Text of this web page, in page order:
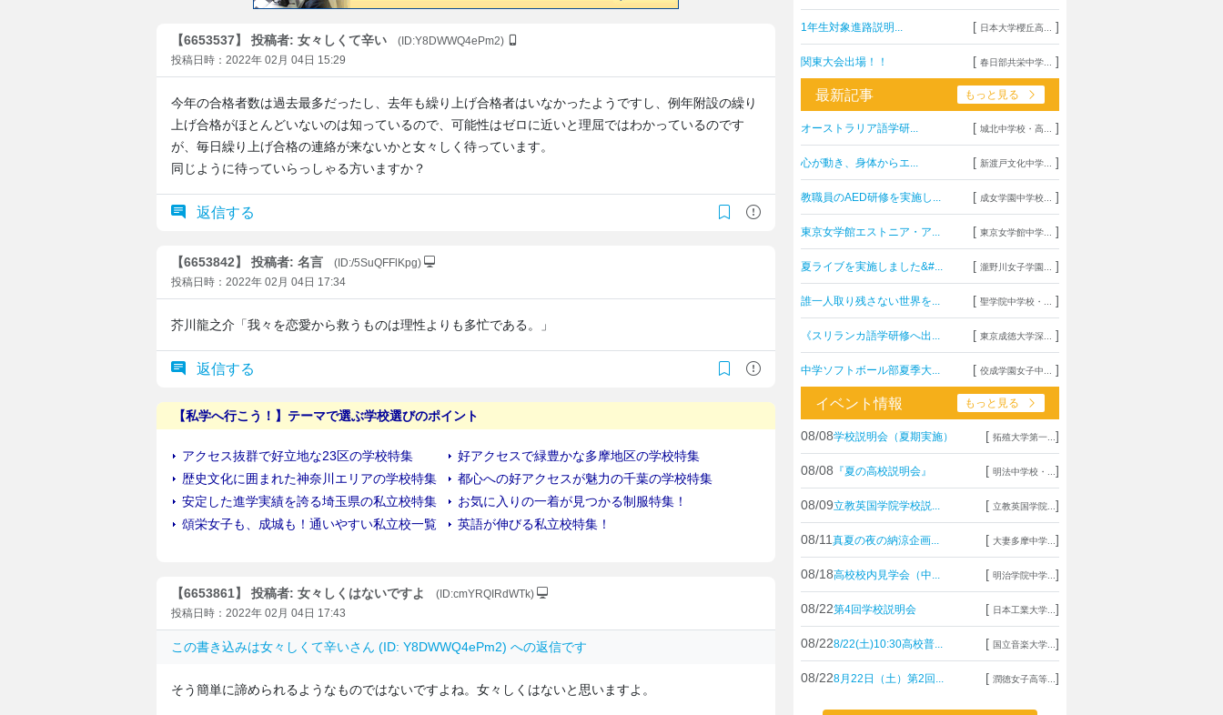
【6653537】 投稿者: 女々しくて辛い
(ID:Y8DWWQ4ePm2)
投稿日時：2022年 02月 04日 15:29
今年の合格者数は過去最多だったし、去年も繰り上げ合格者はいなかったようですし、例年附設の繰り
上げ合格がほとんどいないのは知っているので、可能性はゼロに近いと理屈ではわかっているのです
が、毎日繰り上げ合格の連絡が来ないかと女々しく待っています。
同じように待っていらっしゃる方いますか？
返信する
【6653842】 投稿者: 名言
(ID:/5SuQFFlKpg)
投稿日時：2022年 02月 04日 17:34
芥川龍之介「我々を恋愛から救うものは理性よりも多忙である。」
返信する
【6653861】 投稿者: 女々しくはないですよ
(ID:cmYRQIRdWTk)
投稿日時：2022年 02月 04日 17:43
この書き込みは女々しくて辛いさん (ID: Y8DWWQ4ePm2) への返信です
そう簡単に諦められるようなものではないですよね。女々しくはないと思いますよ。
1年生対象進路説明... [ 日本大学櫻丘高... ]
関東大会出場！！ [ 春日部共栄中学... ]
最新記事 もっと見る
オーストラリア語学研... [ 城北中学校・高... ]
心が動き、身体からエ... [ 新渡戸文化中学... ]
教職員のAED研修を実施し... [ 成女学園中学校... ]
東京女学館エストニア・ア... [ 東京女学館中学... ]
夏ライブを実施しました&#... [ 瀧野川女子学園... ]
誰一人取り残さない世界を... [ 聖学院中学校・... ]
《スリランカ語学研修へ出... [ 東京成徳大学深... ]
中学ソフトボール部夏季大... [ 佼成学園女子中... ]
イベント情報 もっと見る
08/08学校説明会（夏期実施） [ 拓殖大学第一... ]
08/08 『夏の高校説明会』 [ 明法中学校・... ]
08/09立教英国学院学校説... [ 立教英国学院... ]
08/11 真夏の夜の納涼企画... [ 大妻多摩中学... ]
08/18高校校内見学会（中... [ 明治学院中学... ]
08/22第4回学校説明会 [ 日本工業大学... ]
08/228/22(土)10:30高校普... [ 国立音楽大学... ]
08/228月22日（土）第2回... [ 潤徳女子高等... ]